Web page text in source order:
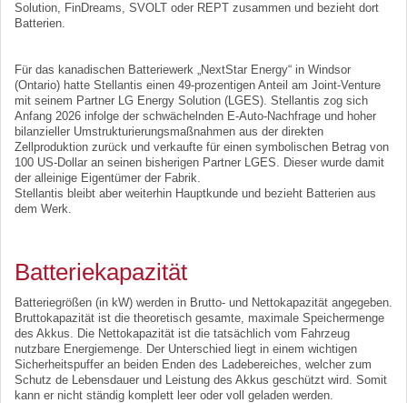
Solution, FinDreams, SVOLT oder REPT zusammen und bezieht dort
Batterien.
Für das kanadischen Batteriewerk „NextStar Energy“ in Windsor
(Ontario) hatte Stellantis einen 49-prozentigen Anteil am Joint-Venture
mit seinem Partner LG Energy Solution (LGES). Stellantis zog sich
Anfang 2026 infolge der schwächelnden E-Auto-Nachfrage und hoher
bilanzieller Umstrukturierungsmaßnahmen aus der direkten
Zellproduktion zurück und verkaufte für einen symbolischen Betrag von
100 US-Dollar an seinen bisherigen Partner LGES. Dieser wurde damit
der alleinige Eigentümer der Fabrik.
Stellantis bleibt aber weiterhin Hauptkunde und bezieht Batterien aus
dem Werk.
Batteriekapazität
Batteriegrößen (in kW) werden in Brutto- und Nettokapazität angegeben.
Bruttokapazität ist die theoretisch gesamte, maximale Speichermenge
des Akkus. Die Nettokapazität ist die tatsächlich vom Fahrzeug
nutzbare Energiemenge. Der Unterschied liegt in einem wichtigen
Sicherheitspuffer an beiden Enden des Ladebereiches, welcher zum
Schutz de Lebensdauer und Leistung des Akkus geschützt wird. Somit
kann er nicht ständig komplett leer oder voll geladen werden.